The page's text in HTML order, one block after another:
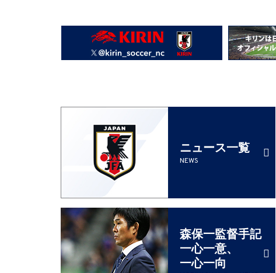
ニュース一覧
NEWS
森保一監督手記
一心一意、
一心一向